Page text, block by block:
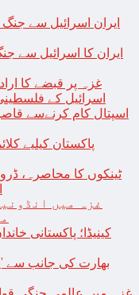
ایران اسرائیل سے
ایران کا اسرائیل
غزہ پر قبضے کا
اسرائیل کے
اسپتال کام کرنےسے
پاکستان کیلیے
ٹینکوں کا محاصرہ،
غزہ میں
بھارت کی جانب سے